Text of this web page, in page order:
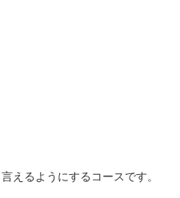
えるようにするコースです。